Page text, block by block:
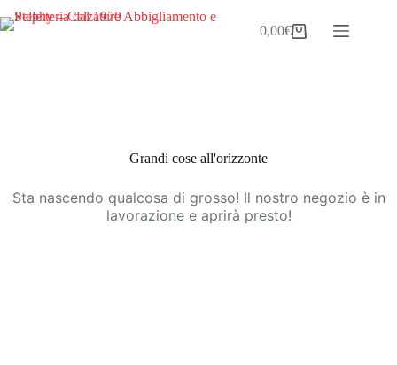
al
Carrello
0,00€
Grandi cose all'orizzonte
Sta nascendo qualcosa di grosso! Il nostro negozio è in
lavorazione e aprirà presto!